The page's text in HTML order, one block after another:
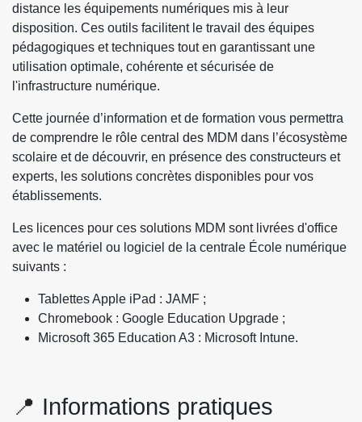
distance les équipements numériques mis à leur
disposition. Ces outils facilitent le travail des équipes
pédagogiques et techniques tout en garantissant une
utilisation optimale, cohérente et sécurisée de
l'infrastructure numérique.
Cette journée d’information et de formation vous permettra
de comprendre le rôle central des MDM dans l’écosystème
scolaire et de découvrir, en présence des constructeurs et
experts, les solutions concrètes disponibles pour vos
établissements.
Les licences pour ces solutions MDM sont livrées d'office
avec le matériel ou logiciel de la centrale École numérique
suivants :
Tablettes Apple iPad : JAMF ;
Chromebook : Google Education Upgrade ;
Microsoft 365 Education A3 : Microsoft Intune.
📍 Informations pratiques